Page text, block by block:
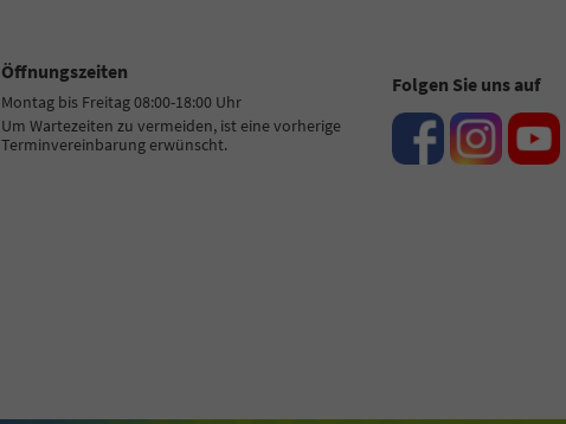
Öffnungszeiten
Montag bis Freitag 08:00-18:00 Uhr
Um Wartezeiten zu vermeiden, ist eine vorherige
Terminvereinbarung erwünscht.
Folgen Sie uns auf